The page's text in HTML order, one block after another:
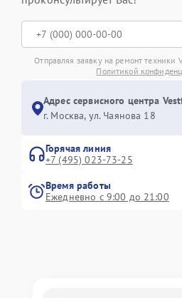
Отправляя заявку на ремонт техники
Политикой
Адрес сервисного центра
г. Москва, ул. Чаянова 18
Горячая линия
+7 (495) 023-73-25
Время работы
Ежедневно с 9:00 до 21:00